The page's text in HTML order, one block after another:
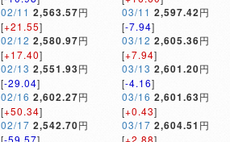
02/11 2,563.57円
[+21.55]
02/12 2,580.97円
[+17.40]
02/13 2,551.93円
[-29.04]
02/16 2,602.27円
[+50.34]
02/17 2,542.70円
[-59.57]
03/11 2,597.42円
[-7.94]
03/12 2,605.36円
[+7.94]
03/13 2,601.20円
[-4.16]
03/16 2,601.63円
[+0.43]
03/17 2,604.51 円
[+2.88]